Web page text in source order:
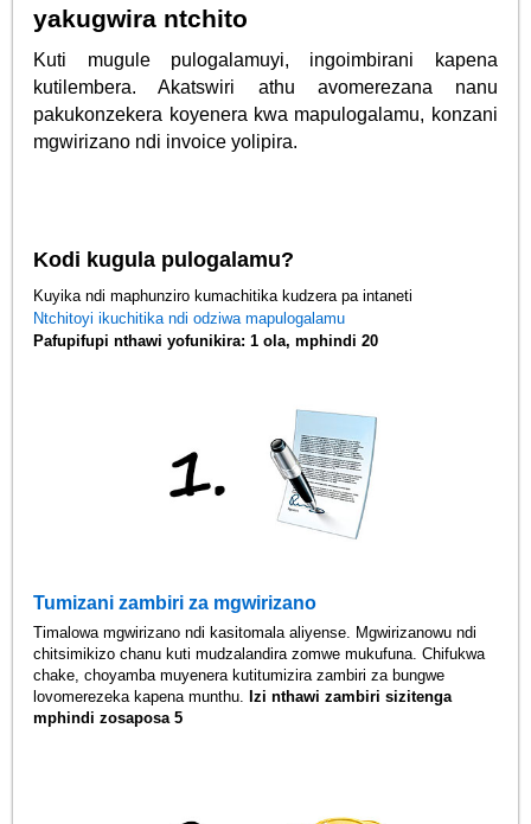
yakugwira ntchito
Kuti mugule pulogalamuyi, ingoimbirani kapena
kutilembera. Akatswiri athu avomerezana nanu
pakukonzekera koyenera kwa mapulogalamu, konzani
mgwirizano ndi invoice yolipira.
Kodi kugula pulogalamu?
Kuyika ndi maphunziro kumachitika kudzera pa intaneti
Ntchitoyi ikuchitika ndi odziwa mapulogalamu
Pafupifupi nthawi yofunikira: 1 ola, mphindi 20
Tumizani zambiri za mgwirizano
Timalowa mgwirizano ndi kasitomala aliyense. Mgwirizanowu ndi
chitsimikizo chanu kuti mudzalandira zomwe mukufuna. Chifukwa
chake, choyamba muyenera kutitumizira zambiri za bungwe
lovomerezeka kapena munthu. Izi nthawi zambiri sizitenga
mphindi zosaposa 5